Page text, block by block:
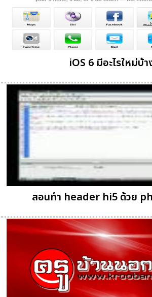
iOS 6 มีอะไรใหม่บ้า
สอนทำ header hi5 ด้วย